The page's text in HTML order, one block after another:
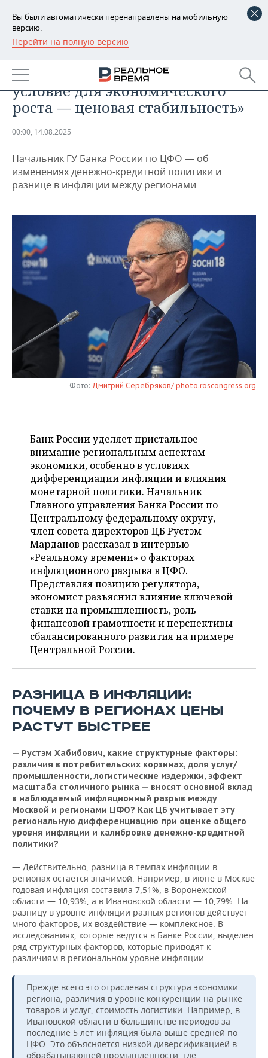
Вы были автоматически перенаправлены на мобильную
версию.
Перейти на полную версию
РЕГИОНЫ
БАШКОРТОСТАН
ТАТАРСТАН
НОВОСТИ
АНАЛИТИКА
ДЕКЛАРАЦИИ О ДОХОДАХ
КОРОЛИ ГОСЗАКАЗА ПФО
КОМУ ПРИНАДЛЕЖАТ
ТОРГОВЫЕ ЦЕНТРЫ
ТАТАРСТАНА
НОВОСТИ ЭКОНОМИКИ
ФИНАНСЫ
БЮДЖЕТ
ИНВЕСТИЦИИ
ПРОМЫШЛЕННОСТЬ
НОВОСТИ
ПРОМЫШЛЕННОСТИ
АГРОПРОМ
МАШИНОСТРОЕНИЕ
НЕФТЕХИМИЯ
НЕФТЬ
ЭНЕРГЕТИКА
НЕДВИЖИМОСТЬ
НОВОСТИ АВТО
БИЗНЕС
НОВОСТИ БИЗНЕСА
РОЗНИЧНАЯ ТОРГОВЛЯ
ТРАНСПОРТ
УСЛУГИ
ТЕХНОЛОГИИ
НОВОСТИ ТЕХНОЛОГИЙ
МЕДИА
ТЕЛЕКОММУНИКАЦИИ
МЕРОПРИЯТИЯ
НОВОСТИ МЕРОПРИЯТИЙ
ВЫЕЗДНАЯ РЕДАКЦИЯ
БИЗНЕС-БРАНЧИ
НОВОСТИ СПОРТА
ФУТБОЛ
ВОЛЕЙБОЛ
КИБЕРСПОРТ
ФИГУРНОЕ КАТАНИЕ
ВОДНЫЕ ВИДЫ СПОРТА
ХОККЕЙ С МЯЧОМ
ОБЩЕСТВО
НОВОСТИ ОБЩЕСТВА
ИСТОРИЯ
КУЛЬТУРА
МЕДИЦИНА
ОБРАЗОВАНИЕ
ПРОИСШЕСТВИЯ
ФОТОГАЛЕРЕЯ
СПИСОК ПЕРСОН
СПИСОК КОМПАНИЙ
ПОЛНАЯ ВЕРСИЯ
Рустэм Марданов: «Базовое
условие для экономического
роста — ценовая стабильность»
00:00, 14.08.2025
Начальник ГУ Банка России по ЦФО — об
изменениях денежно-кредитной политики и
разнице в инфляции между регионами
Фото: Дмитрий Серебряков/ photo.roscongress.org
Банк России уделяет пристальное
внимание региональным аспектам
экономики, особенно в условиях
дифференциации инфляции и влияния
монетарной политики. Начальник
Главного управления Банка России по
Центральному федеральному округу,
член совета директоров ЦБ Рустэм
Марданов рассказал в интервью
«Реальному времени» о факторах
инфляционного разрыва в ЦФО.
Представляя позицию регулятора,
экономист разъяснил влияние ключевой
ставки на промышленность, роль
финансовой грамотности и перспективы
сбалансированного развития на примере
Центральной России.
РАЗНИЦА В ИНФЛЯЦИИ:
ПОЧЕМУ В РЕГИОНАХ ЦЕНЫ
РАСТУТ БЫСТРЕЕ
— Рустэм Хабибович, какие структурные факторы:
различия в потребительских корзинах, доля услуг/
промышленности, логистические издержки, эффект
масштаба столичного рынка — вносят основной вклад
в наблюдаемый инфляционный разрыв между
Москвой и регионами ЦФО? Как ЦБ учитывает эту
региональную дифференциацию при оценке общего
уровня инфляции и калибровке денежно-кредитной
политики?
— Действительно, разница в темпах инфляции в
регионах остается значимой. Например, в июне в Москве
годовая инфляция составила 7,51%, в Воронежской
области — 10,93%, а в Ивановской области — 10,79%. На
разницу в уровне инфляции разных регионов действует
много факторов, их воздействие — комплексное. В
исследованиях, которые ведутся в Банке России, выделен
ряд структурных факторов, которые приводят к
различиям в региональном уровне инфляции.
Прежде всего это отраслевая структура экономики
региона, различия в уровне конкуренции на рынке
товаров и услуг, стоимость логистики. Например, в
Ивановской области в большинстве периодов за
последние 5 лет инфляция была выше средней по
ЦФО. Это объясняется низкой диверсификацией в
обрабатывающей промышленности, где